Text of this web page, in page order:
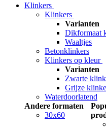
Klinkers
Klinkers
Varianten
Dikformaat
Waaltjes
Betonklinkers
Klinkers op kleur
Varianten
Zwarte
Grijze
Waterdoorlatend
Andere formaten
30x60